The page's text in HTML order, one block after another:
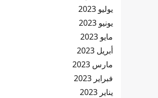
يوليو 2023
يونيو 2023
مايو 2023
أبريل 2023
مارس 2023
فبراير 2023
يناير 2023